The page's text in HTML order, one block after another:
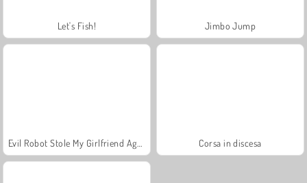
Let's Fish! Jimbo Jump
Corsa in discesa